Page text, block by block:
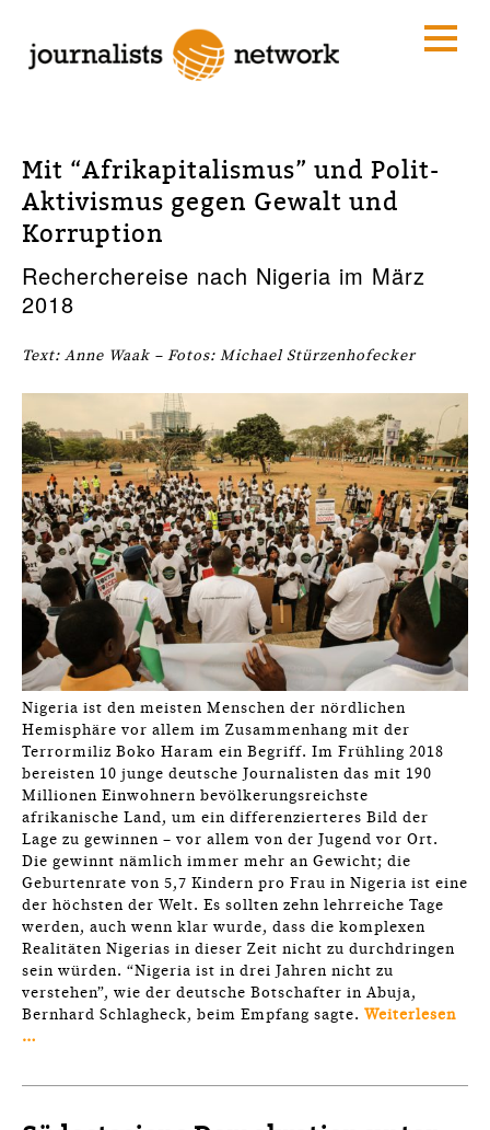
Mit “Afrikapitalismus” und Polit-
Aktivismus gegen Gewalt und
Korruption
Recherchereise nach Nigeria im März
2018
Text: Anne Waak – Fotos: Michael Stürzenhofecker
Nigeria ist den meisten Menschen der nördlichen
Hemisphäre vor allem im Zusammenhang mit der
Terrormiliz Boko Haram ein Begriff. Im Frühling 2018
bereisten 10 junge deutsche Journalisten das mit 190
Millionen Einwohnern bevölkerungsreichste
afrikanische Land, um ein differenzierteres Bild der
Lage zu gewinnen – vor allem von der Jugend vor Ort.
Die gewinnt nämlich immer mehr an Gewicht; die
Geburtenrate von 5,7 Kindern pro Frau in Nigeria ist eine
der höchsten der Welt. Es sollten zehn lehrreiche Tage
werden, auch wenn klar wurde, dass die komplexen
Realitäten Nigerias in dieser Zeit nicht zu durchdringen
sein würden. “Nigeria ist in drei Jahren nicht zu
verstehen”, wie der deutsche Botschafter in Abuja,
Bernhard Schlagheck, beim Empfang sagte. Weiterlesen
…